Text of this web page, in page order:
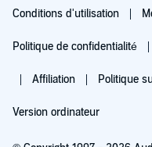
Conditions d'utilisation
Politique de confidentialité
Affiliation Politique
Version ordinateur